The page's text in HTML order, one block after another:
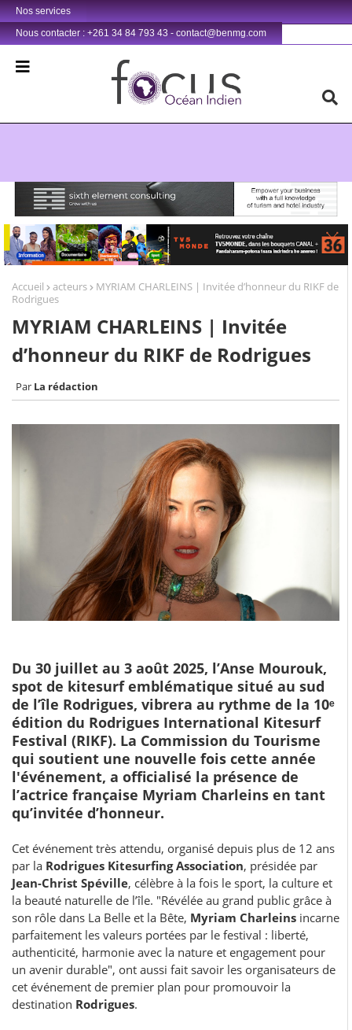
Nos services
Nous contacter : +261 34 84 793 43 - contact@benmg.com
Retrouvez votre chaîne @TV5MONDE, dans les bouquets CANAL+ 36 . Fandaharam-potoana tsara indrindra ho anareo!
Accueil acteurs
MYRIAM CHARLEINS | Invitée d’honneur du RIKF de
Rodrigues
MYRIAM CHARLEINS | Invitée
d’honneur du RIKF de Rodrigues
La rédaction
Du 30 juillet au 3 août 2025, l’Anse Mourouk,
spot de kitesurf emblématique situé au sud
de l’île Rodrigues, vibrera au rythme de la 10ᵉ
édition du Rodrigues International Kitesurf
Festival (RIKF). La Commission du Tourisme
qui soutient une nouvelle fois cette année
l'événement, a officialisé la présence de
l’actrice française Myriam Charleins en tant
qu’invitée d’honneur.
Cet événement très attendu, organisé depuis plus de 12 ans
par la Rodrigues Kitesurfing Association, présidée par
Jean-Christ Spéville, célèbre à la fois le sport, la culture et
la beauté naturelle de l’île. "Révélée au grand public grâce à
son rôle dans La Belle et la Bête, Myriam Charleins incarne
parfaitement les valeurs portées par le festival : liberté,
authenticité, harmonie avec la nature et engagement pour
un avenir durable", ont aussi fait savoir les organisateurs de
cet événement de premier plan pour promouvoir la
destination Rodrigues.